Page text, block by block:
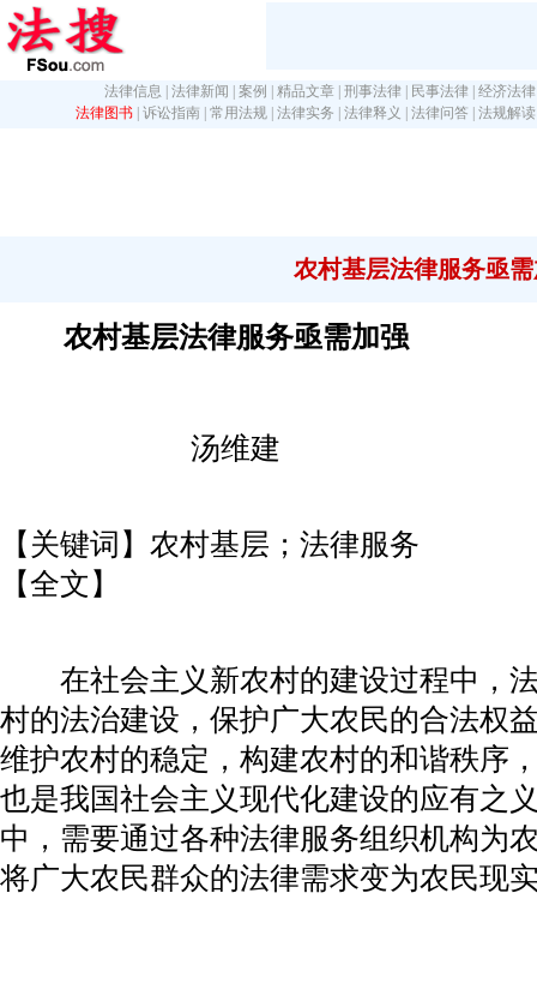
法律信息 法律新闻 案例 精品文章 刑事法律 民事法律 经济法律
法律图书 诉讼指南 常用法规 法律实务 法律释义 法律问答 法规解读
农村基层法律服务亟
农村基层法律服务亟需加强
汤维建
【关键词】农村基层；法律服务
【全文】
在社会主义新农村的建设过程中，法
村的法治建设，保护广大农民的合法权
维护农村的稳定，构建农村的和谐秩序
也是我国社会主义现代化建设的应有之
中，需要通过各种法律服务组织机构为
将广大农民群众的法律需求变为农民现